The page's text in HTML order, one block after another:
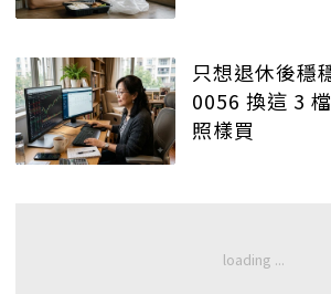
只想退休後穩
0056 換這 3
照樣買